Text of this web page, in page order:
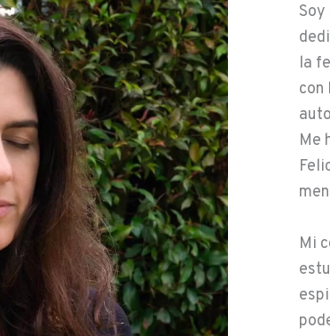
la
con
Me
Mi